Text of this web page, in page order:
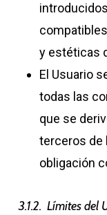
y estéticas
El Usuario
todas las
que se
terceros de
obligación
3.1.2. Límites del